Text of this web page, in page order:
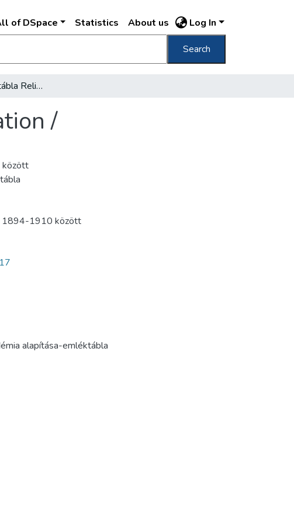
of DSpace Statistics About us Log In
Search
Széchenyi-emléktábla Relief de la fondation /
/
között
1894-1910 között
alapítása-emléktábla